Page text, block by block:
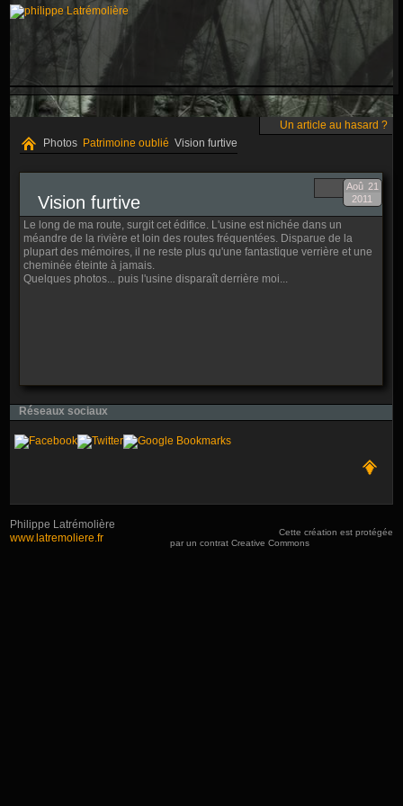
Un article au hasard ?
Photos Patrimoine oublié Vision furtive
Vision furtive
21
Aoû
2011
Le long de ma route, surgit cet édifice. L'usine est nichée dans un
méandre de la rivière et loin des routes fréquentées. Disparue de la
plupart des mémoires, il ne reste plus qu'une fantastique verrière et une
cheminée éteinte à jamais.
Quelques photos... puis l'usine disparaît derrière moi...
Réseaux sociaux
Philippe Latrémolière
www.latremoliere.fr
Cette création est protégée
par un contrat Creative Commons